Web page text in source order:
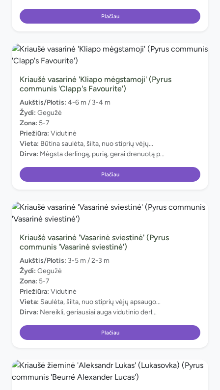
Plačiau
Kriaušė vasarinė 'Kliapo mėgstamoji' (Pyrus
communis 'Clapp's Favourite')
Aukštis/Plotis: 4-6 m / 3-4 m
Žydi: Gegužė
Zona: 5-7
Priežiūra: Vidutinė
Vieta: Būtina saulėta, šilta, nuo stiprių vėjų...
Dirva: Mėgsta derlingą, purią, gerai drenuotą p...
Plačiau
Kriaušė vasarinė 'Vasarinė sviestinė' (Pyrus
communis 'Vasarinė sviestinė')
Aukštis/Plotis: 3-5 m / 2-3 m
Žydi: Gegužė
Zona: 5-7
Priežiūra: Vidutinė
Vieta: Saulėta, šilta, nuo stiprių vėjų apsaugo...
Dirva: Nereikli, geriausiai auga vidutinio derl...
Plačiau